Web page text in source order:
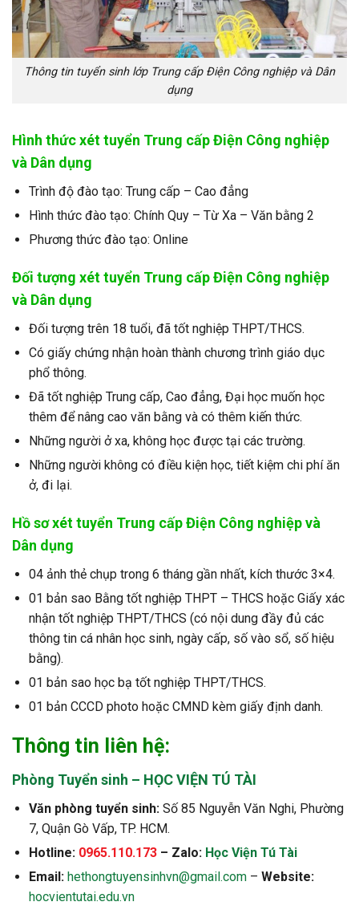
Thông tin tuyển sinh lớp Trung cấp Điện Công nghiệp và Dân
dụng
Hình thức xét tuyển Trung cấp Điện Công nghiệp
và Dân dụng
Trình độ đào tạo: Trung cấp – Cao đẳng
Hình thức đào tạo: Chính Quy – Từ Xa – Văn bằng 2
Phương thức đào tạo: Online
Đối tượng xét tuyển Trung cấp Điện Công nghiệp
và Dân dụng
Đối tượng trên 18 tuổi, đã tốt nghiệp THPT/THCS.
Có giấy chứng nhận hoàn thành chương trình giáo dục
phổ thông.
Đã tốt nghiệp Trung cấp, Cao đẳng, Đại học muốn học
thêm để nâng cao văn bằng và có thêm kiến thức.
Những người ở xa, không học được tại các trường.
Những người không có điều kiện học, tiết kiệm chi phí ăn
ở, đi lại.
Hồ sơ xét tuyển Trung cấp Điện Công nghiệp và
Dân dụng
04 ảnh thẻ chụp trong 6 tháng gần nhất, kích thước 3×4.
01 bản sao Bằng tốt nghiệp THPT – THCS hoặc Giấy xác
nhận tốt nghiệp THPT/THCS (có nội dung đầy đủ các
thông tin cá nhân học sinh, ngày cấp, số vào sổ, số hiệu
bằng).
01 bản sao học bạ tốt nghiệp THPT/THCS.
01 bản CCCD photo hoặc CMND kèm giấy định danh.
Thông tin liên hệ:
Phòng Tuyển sinh – HỌC VIỆN TÚ TÀI
Văn phòng tuyển sinh:Số 85 Nguyễn Văn Nghi, Phường
7, Quận Gò Vấp, TP. HCM.
Hotline: 0965.110.173– Zalo: Học Viện Tú Tài
Email: hethongtuyensinhvn@gmail.com– Website:
hocvientutai.edu.vn